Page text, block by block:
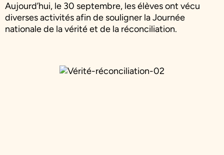
Aujourd’hui, le 30 septembre, les élèves ont vécu
diverses activités afin de souligner la Journée
nationale de la vérité et de la réconciliation.